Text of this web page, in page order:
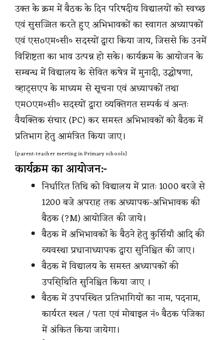
उक्त के क्रम में बैठक के दिन परिषदीय विद्यालयों को स्वच्छ
एवं सुसज्जित करते हुए अभिभावकों का स्वागत अध्यापकों
एवं एसoएम०सी० सदस्यों द्वारा किया जाय, जिससे कि उनमें
विशिष्टता का भाव उत्पन्न हो सके। कार्यक्रम के आयोजन के
सम्बन्ध में विद्यालय के सेवित कषेत्र में मुनादी, उद्घोषणा,
व्हाट्सएप के माध्यम से सूचना एवं अध्यापकों तथा
एमOएम०सी० सदस्यों द्वारा व्यक्तिगत सम्पर्क वं अन्तः
वैयक्तिक संचार (PC) कर समस्त अभिभावकों को बैठक में
प्रतिभाग हेतु आमंत्रित किया जाए।
[parent-teacher meeting in Primary schools]
कार्यक्रम का आयोजन:-
निर्धारित तिथि को विद्यालय में प्रातः 1000 बरजे से
1200 बजे अपराह तक अध्यापक-अभिभावक की
बैठक (?M) आयोजित की जाये।
बैठक में अभिभावकों के बैठने हेतु कुर्सियाँ आदि की
व्यवस्था प्रधानाध्यापक द्वारा सुनिश्चित की जाए।
बैठक में विद्यालय के समस्त अध्यापकों की
उपसि्थिति सुनिश्चित किया जाए ।
बैठक में उपपस्थित प्रतिभागियों का नाम, पदनाम,
कार्यरत स्थल / पता एवं मोबाइल नं० बैठक पंजिका
में अंकित किया जायेगा।